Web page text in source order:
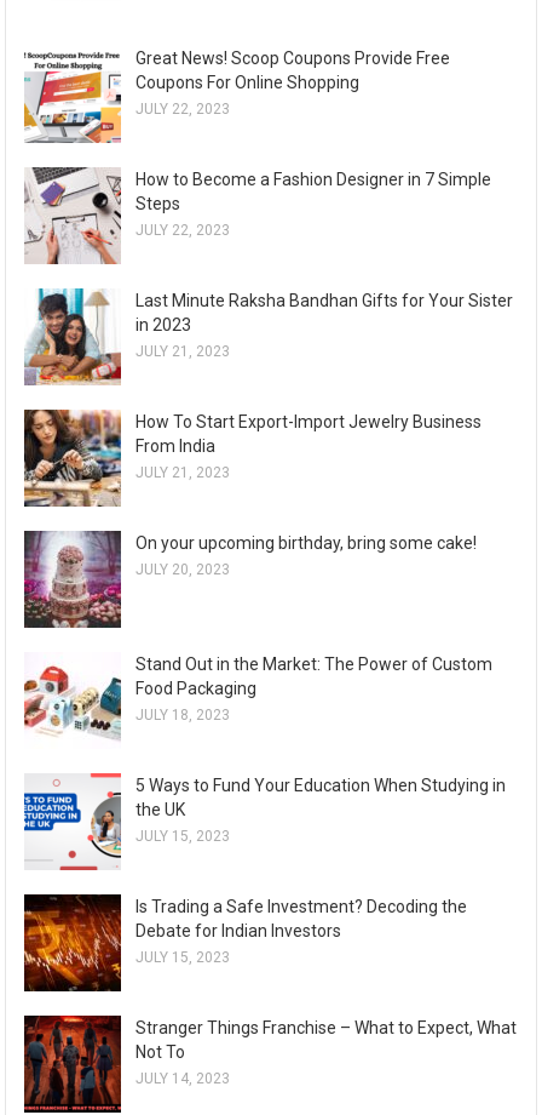
Great News! Scoop Coupons Provide Free
Coupons For Online Shopping
JULY 22, 2023
How to Become a Fashion Designer in 7 Simple
Steps
JULY 22, 2023
Last Minute Raksha Bandhan Gifts for Your Sister
in 2023
JULY 21, 2023
How To Start Export-Import Jewelry Business
From India
JULY 21, 2023
On your upcoming birthday, bring some cake!
JULY 20, 2023
Stand Out in the Market: The Power of Custom
Food Packaging
JULY 18, 2023
5 Ways to Fund Your Education When Studying in
the UK
JULY 15, 2023
Is Trading a Safe Investment? Decoding the
Debate for Indian Investors
JULY 15, 2023
Stranger Things Franchise – What to Expect, What
Not To
JULY 14, 2023